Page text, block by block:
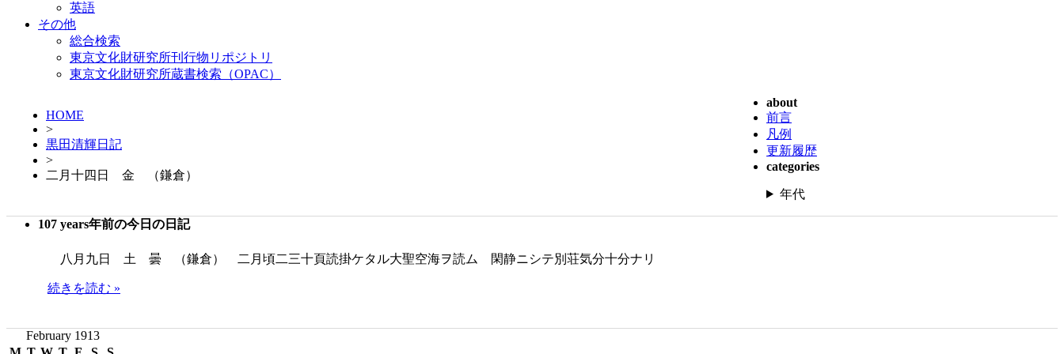
英語
その他
総合検索
東京文化財研究所刊行物リポジトリ
東京文化財研究所蔵書検索（OPAC）
HOME
>
黒田清輝日記
>
二月十四日 金 （鎌倉）
about
前言
凡例
更新履歴
categories
年代
107 years年前の今日の日記
八月九日 土 曇 （鎌倉） 二月頃二三十頁読掛ケタル大聖空海ヲ読ム 閑静ニシテ別荘気分十分ナリ
続きを読む »
February 1913